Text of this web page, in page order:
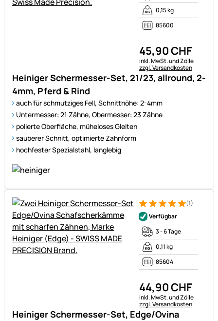
Heiniger Schermesser-Set, 21/23, allround, 2-
4mm, Pferd & Rind
auch für schmutziges Fell, Schnitthöhe: 2-4mm
Untermesser: 21 Zähne, Obermesser: 23 Zähne
polierte Oberfläche, müheloses Gleiten
sauberer Schnitt, optimierte Zahnform
hochfester Spezialstahl, langlebig
0,15 kg
85600
45,90CHF
Steuerhinweis:
inkl. MwSt. und Zölle
zzgl. Versandkosten
Heiniger Schermesser-Set, Edge/Ovina
Bewertung: 5 von 5 (1
1 Bewertung
(1)
Verfügbar
3 - 6 Tage
0,11 kg
85604
44,90CHF
Steuerhinweis:
inkl. MwSt. und Zölle
zzgl. Versandkosten